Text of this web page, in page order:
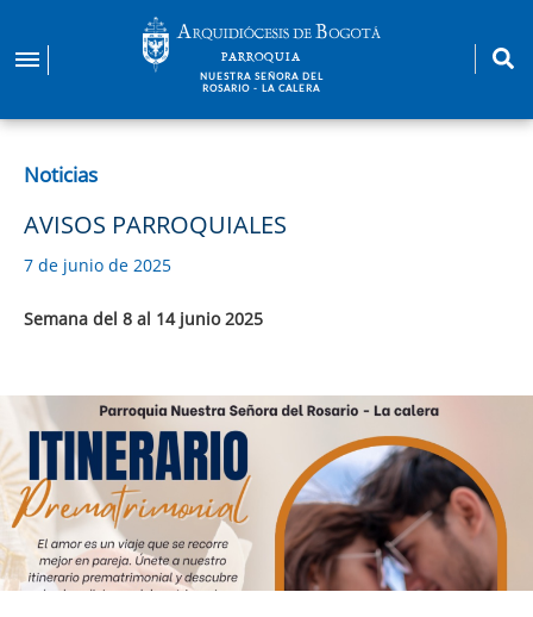
contenido
PARROQUIA
NUESTRA SEÑORA DEL
ROSARIO - LA CALERA
Noticias
AVISOS PARROQUIALES
7 de junio de 2025
Semana del 8 al 14 junio 2025